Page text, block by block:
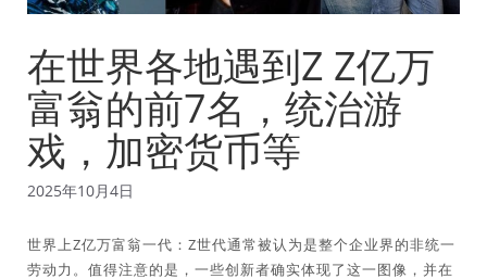
在世界各地遇到Z Z亿万
富翁的前7名，统治游
戏，加密货币等
2025年10月4日
世界上Z亿万富翁一代：Z世代通常被认为是整个企业界的非统一
劳动力。值得注意的是，一些创新者确实体现了这一图像，并在